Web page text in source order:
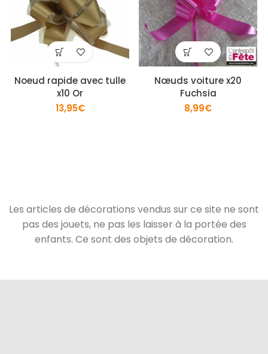
Noeud rapide avec tulle
x10 Or
13,95€
Nœuds voiture x20
Fuchsia
8,99€
Les articles de décorations vendus sur ce site ne sont
pas des jouets, ne pas les laisser à la portée des
enfants. Ce sont des objets de décoration.